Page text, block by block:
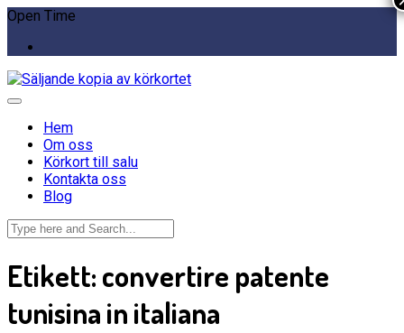
Open Time
Hem
Om oss
Körkort till salu
Kontakta oss
Blog
Etikett:convertire patente
tunisina in italiana